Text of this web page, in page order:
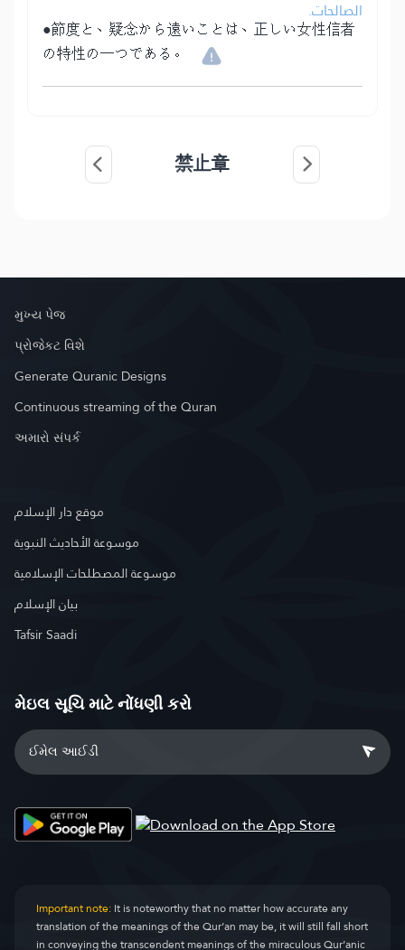
الصالحات.
●節度と、疑念から遠いことは、正しい女性信者
の特性の一つである。
禁止章
મુખ્ય પેજ
પ્રોજેકટ વિશે
Generate Quranic Designs
Continuous streaming of the Quran
અમારો સંપર્ક
موقع دار الإسلام
موسوعة الأحاديث النبوية
موسوعة المصطلحات الإسلامية
بيان الإسلام
Tafsir Saadi
મેઇલ સૂચિ માટે નોંધણી કરો
Important note:It is noteworthy that no matter how accurate any
translation of the meanings of the Qur’an may be, it will still fall short
in conveying the transcendent meanings of the miraculous Qur’anic